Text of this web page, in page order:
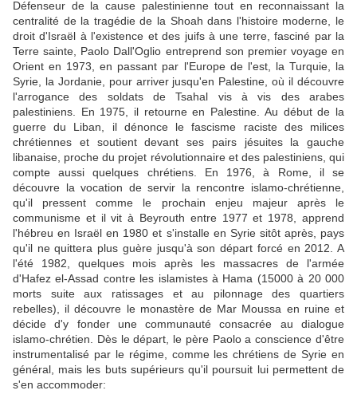
Défenseur de la cause palestinienne tout en reconnaissant la
centralité de la tragédie de la Shoah dans l'histoire moderne, le
droit d'Israël à l'existence et des juifs à une terre, fasciné par la
Terre sainte, Paolo Dall'Oglio entreprend son premier voyage en
Orient en 1973, en passant par l'Europe de l'est, la Turquie, la
Syrie, la Jordanie, pour arriver jusqu'en Palestine, où il découvre
l'arrogance des soldats de Tsahal vis à vis des arabes
palestiniens. En 1975, il retourne en Palestine. Au début de la
guerre du Liban, il dénonce le fascisme raciste des milices
chrétiennes et soutient devant ses pairs jésuites la gauche
libanaise, proche du projet révolutionnaire et des palestiniens, qui
compte aussi quelques chrétiens. En 1976, à Rome, il se
découvre la vocation de servir la rencontre islamo-chrétienne,
qu'il pressent comme le prochain enjeu majeur après le
communisme et il vit à Beyrouth entre 1977 et 1978, apprend
l'hébreu en Israël en 1980 et s'installe en Syrie sitôt après, pays
qu'il ne quittera plus guère jusqu'à son départ forcé en 2012. A
l'été 1982, quelques mois après les massacres de l'armée
d'Hafez el-Assad contre les islamistes à Hama (15000 à 20 000
morts suite aux ratissages et au pilonnage des quartiers
rebelles), il découvre le monastère de Mar Moussa en ruine et
décide d'y fonder une communauté consacrée au dialogue
islamo-chrétien. Dès le départ, le père Paolo a conscience d'être
instrumentalisé par le régime, comme les chrétiens de Syrie en
général, mais les buts supérieurs qu'il poursuit lui permettent de
s'en accommoder: